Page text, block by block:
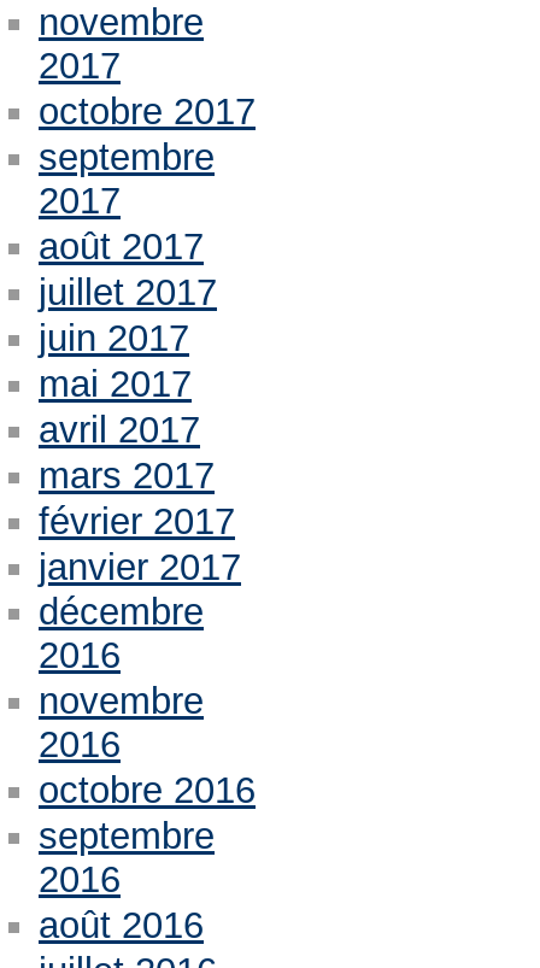
novembre
2017
octobre 2017
septembre
2017
août 2017
juillet 2017
juin 2017
mai 2017
avril 2017
mars 2017
février 2017
janvier 2017
décembre
2016
novembre
2016
octobre 2016
septembre
2016
août 2016